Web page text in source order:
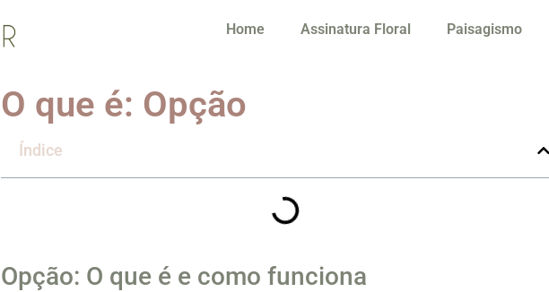
Home Assinatura Floral Paisagismo
O que é: Opção
Índice
Opção: O que é e como funciona